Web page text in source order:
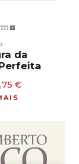
da
€O